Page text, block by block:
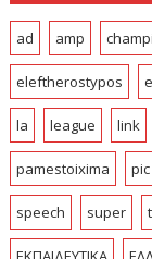
ad amp
eleftherostypos
la league link
pamestoixima pic
speech super